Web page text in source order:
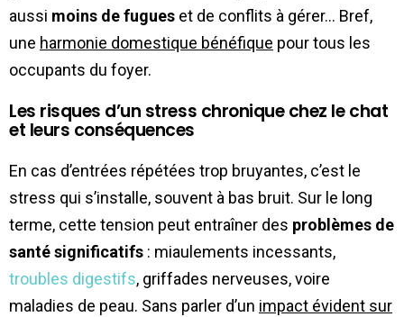
aussi moins de fugues et de conflits à gérer… Bref,
une harmonie domestique bénéfique pour tous les
occupants du foyer.
Les risques d’un stress chronique chez le chat
et leurs conséquences
En cas d’entrées répétées trop bruyantes, c’est le
stress qui s’installe, souvent à bas bruit. Sur le long
terme, cette tension peut entraîner des problèmes de
santé significatifs : miaulements incessants,
troubles digestifs, griffades nerveuses, voire
maladies de peau. Sans parler d’un impact évident sur